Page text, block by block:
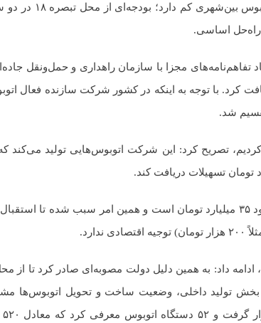
نشان کرد: طبق آمار، ناوگان حمل‌ونقل عمومی
راه‌حل اساسی.
تفاهم‌نامه‌های مجزا با سازمان راهداری و حمل‌ونقل
حدود ۱۲۰۰ میلیارد تومان اعتبار دریافت کرد. با توجه به اینکه در کشور شرکت
شد.
تصریح کرد: این شرکت اتوبوس‌هایی تولید می‌کند
گل محمدی ادامه داد: با توجه به افزایش قیمت‌ها، امروز قیمت هر اتوبوس حدود ۳۵ میلیارد تومان است و همین امر
داد: به همین دلیل دولت مصوبه‌ای صادر کرد تا از
بخش تولید داخلی، وضعیت ساخت و تحویل اتوبوس‌ها